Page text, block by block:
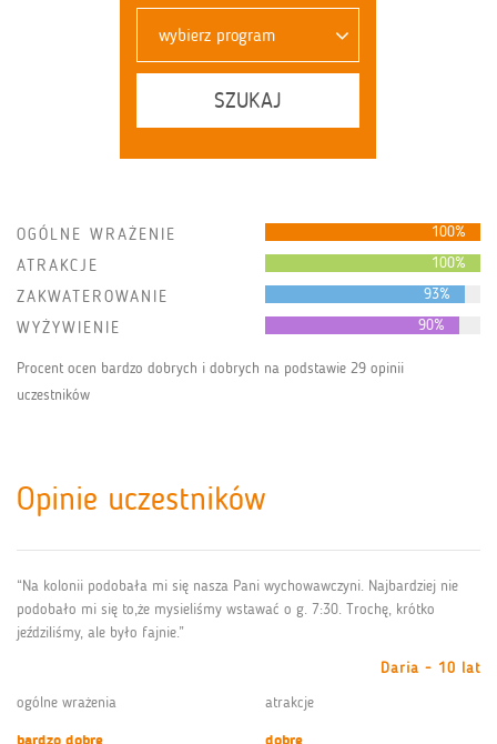
wybierz program
SZUKAJ
OGÓLNE WRAŻENIE 100%
ATRAKCJE 100%
ZAKWATEROWANIE 93%
WYŻYWIENIE 90%
Procent ocen bardzo dobrych i dobrych na podstawie 29 opinii
uczestników
Opinie uczestników
“Na kolonii podobała mi się nasza Pani wychowawczyni. Najbardziej nie
podobało mi się to,że mysieliśmy wstawać o g. 7:30. Trochę, krótko
jeździliśmy, ale było fajnie.”
Daria - 10 lat
ogólne wrażenia
bardzo dobre
atrakcje
dobre